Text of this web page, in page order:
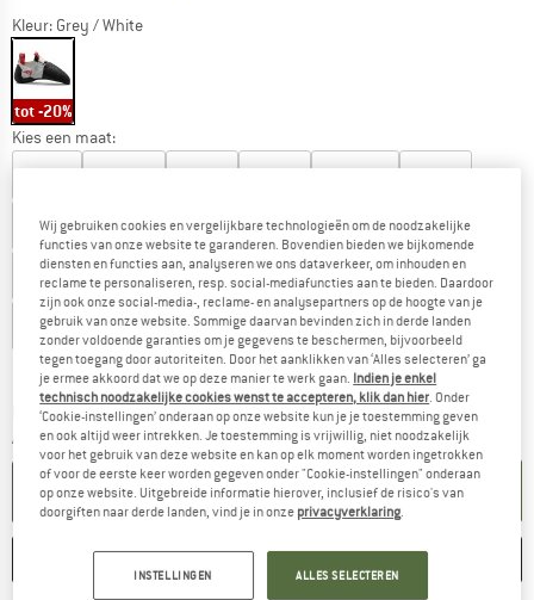
Kleur: Grey / White
tot -20%
Kies een maat:
EU41 EU41,5 EU42 EU42,5 EU43
EU44 EU44,5 EU45 EU46 EU46,5
EU47
Maattabel Maatadvies
Levertijd: 3-5 werkdagenDe link wordt geopend in een infovak en bevat
Aantal:
IN DE WINKELMAND
ONTHOUDEN VERGELIJKEN
Wij gebruiken cookies en vergelijkbare technologieën om de noodzakelijke
functies van onze website te garanderen. Bovendien bieden we bijkomende
diensten en functies aan, analyseren we ons dataverkeer, om inhouden en
reclame te personaliseren, resp. social-mediafuncties aan te bieden. Daardoor
zijn ook onze social-media-, reclame- en analysepartners op de hoogte van je
gebruik van onze website. Sommige daarvan bevinden zich in derde landen
zonder voldoende garanties om je gegevens te beschermen, bijvoorbeeld
tegen toegang door autoriteiten. Door het aanklikken van ‘Alles selecteren’ ga
je ermee akkoord dat we op deze manier te werk gaan. Indien je enkel
technisch noodzakelijke cookies wenst te accepteren, klik dan hier . Onder
‘Cookie-instellingen’ onderaan op onze website kun je je toestemming geven
en ook altijd weer intrekken. Je toestemming is vrijwillig, niet noodzakelijk
voor het gebruik van deze website en kan op elk moment worden ingetrokken
of voor de eerste keer worden gegeven onder "Cookie-instellingen" onderaan
op onze website. Uitgebreide informatie hierover, inclusief de risico's van
doorgiften naar derde landen, vind je in onze privacyverklaring
INSTELLINGEN ALLES SELECTEREN